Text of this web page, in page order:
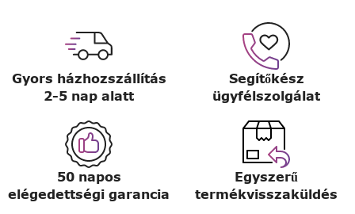
Gyors házhozszállítás
2-5 nap alatt
Segítőkész
ügyfélszolgálat
50 napos
elégedettségi garancia
Egyszerű
termékvisszaküldés